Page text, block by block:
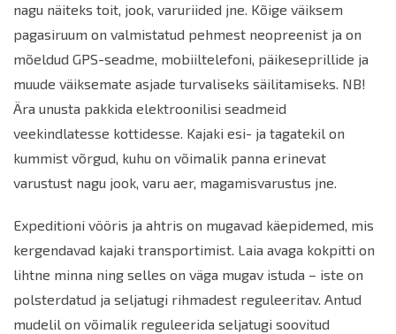
nagu näiteks toit, jook, varuriided jne. Kõige väiksem
pagasiruum on valmistatud pehmest neopreenist ja on
mõeldud GPS-seadme, mobiiltelefoni, päikeseprillide ja
muude väiksemate asjade turvaliseks säilitamiseks. NB!
Ära unusta pakkida elektroonilisi seadmeid
veekindlatesse kottidesse. Kajaki esi- ja tagatekil on
kummist võrgud, kuhu on võimalik panna erinevat
varustust nagu jook, varu aer, magamisvarustus jne.
Expeditioni vööris ja ahtris on mugavad käepidemed, mis
kergendavad kajaki transportimist. Laia avaga kokpitti on
lihtne minna ning selles on väga mugav istuda – iste on
polsterdatud ja seljatugi rihmadest reguleeritav. Antud
mudelil on võimalik reguleerida seljatugi soovitud